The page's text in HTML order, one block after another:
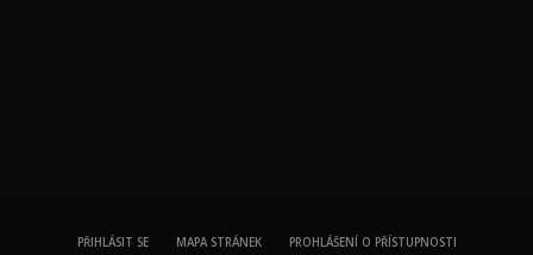
PŘIHLÁSIT SE MAPA STRÁNEK PROHLÁŠENÍ O PŘÍSTUPNOSTI